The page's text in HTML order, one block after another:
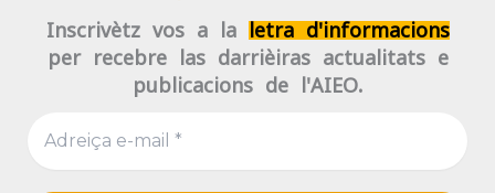
Inscrivètz-vos a la
letra d'informacions
per recebre las darrièiras actualitats e
publicacions de l'AIEO.